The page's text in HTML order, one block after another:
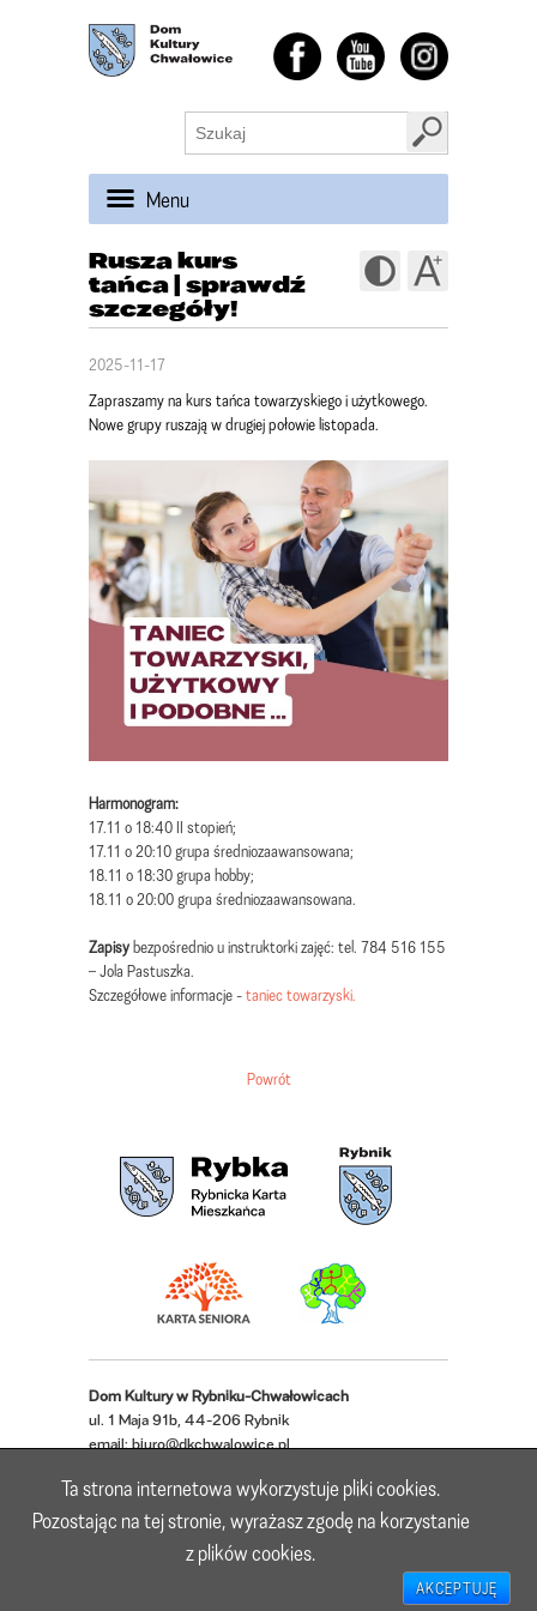
Menu
Rusza kurs
tańca | sprawdź
szczegóły!
2025-11-17
Zapraszamy na kurs tańca towarzyskiego i użytkowego.
Nowe grupy ruszają w drugiej połowie listopada.
Harmonogram:
17.11 o 18:40 II stopień;
17.11 o 20:10 grupa średniozaawansowana;
18.11 o 18:30 grupa hobby;
18.11 o 20:00 grupa średniozaawansowana.
Zapisybezpośrednio u instruktorki zajęć: tel. 784 516 155
– Jola Pastuszka.
Szczegółowe informacje -taniec towarzyski.
Powrót
Dom Kultury w Rybniku-Chwałowicach
ul. 1 Maja 91b, 44-206 Rybnik
email:biuro@dkchwalowice.pl
Realizacja: Lioosys
Ta strona internetowa wykorzystuje pliki cookies.
Pozostając na tej stronie, wyrażasz zgodę na korzystanie
z plików cookies.
AKCEPTUJĘ